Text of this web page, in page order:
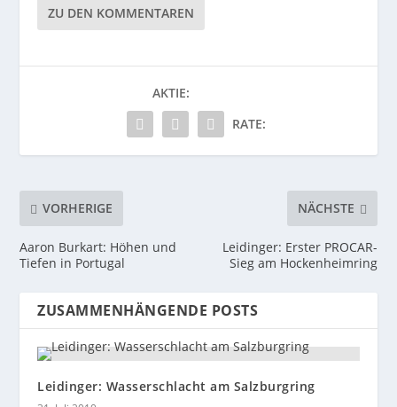
ZU DEN KOMMENTAREN
AKTIE:
RATE:
VORHERIGE
Aaron Burkart: Höhen und
Tiefen in Portugal
NÄCHSTE
Leidinger: Erster PROCAR-
Sieg am Hockenheimring
ZUSAMMENHÄNGENDE POSTS
Leidinger: Wasserschlacht am Salzburgring